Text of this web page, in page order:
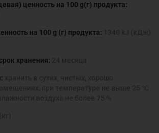
ценность на 100 g(г) продукта:
на 100 g (г) продукта:
хранения: